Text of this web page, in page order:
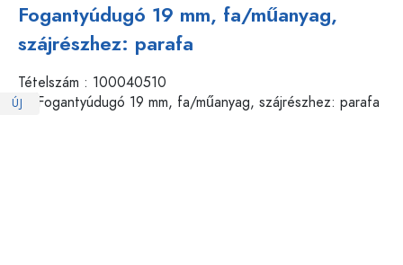
Fogantyúdugó 19 mm, fa/műanyag,
szájrészhez: parafa
Tételszám : 100040510
ÚJ